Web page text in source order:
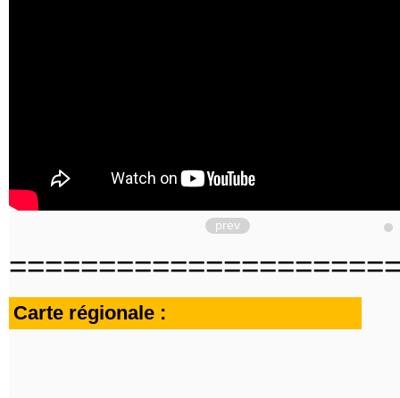
prev
Carte régionale :